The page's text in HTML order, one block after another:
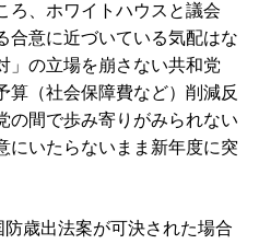
、ホワイトハウスと議会
合意に近づいている気配はな
」の立場を崩さない共和党
算（社会保障費など）削減反
の間で歩み寄りがみられない
にいたらないまま新年度に突
歳出法案が可決された場合